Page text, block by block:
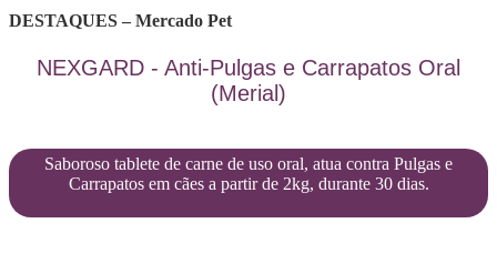
DESTAQUES – Mercado Pet
NEXGARD - Anti-Pulgas e Carrapatos Oral
(Merial)
Saboroso tablete de carne de uso oral, atua contra Pulgas e
Carrapatos em cães a partir de 2kg, durante 30 dias.